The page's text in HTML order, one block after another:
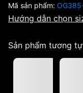
Mã sản phẩm:
Hướng dẫn chọn
Sản phẩm tương